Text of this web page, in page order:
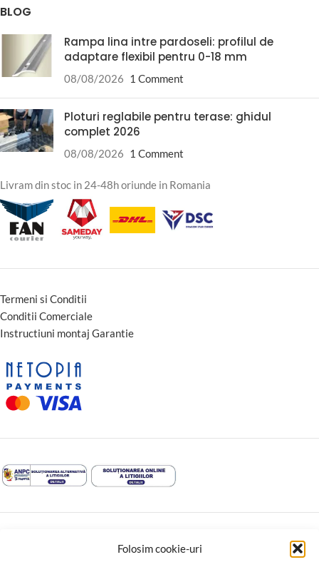
Folosim cookie-uri
BLOG
Rampa lina intre pardoseli: profilul de
adaptare flexibil pentru 0-18 mm
08/08/2026 1 Comment
Ploturi reglabile pentru terase: ghidul
complet 2026
08/08/2026 1 Comment
Livram din stoc in 24-48h oriunde in Romania
Termeni si Conditii
Conditii Comerciale
Instructiuni montaj Garantie